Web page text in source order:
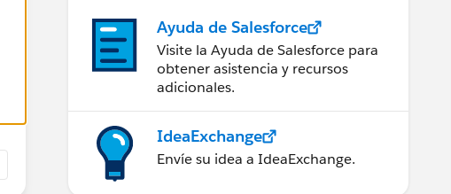
Ayuda de Salesforce
Visite la Ayuda de Salesforce para
obtener asistencia y recursos
adicionales.
IdeaExchange
Envíe su idea a IdeaExchange.